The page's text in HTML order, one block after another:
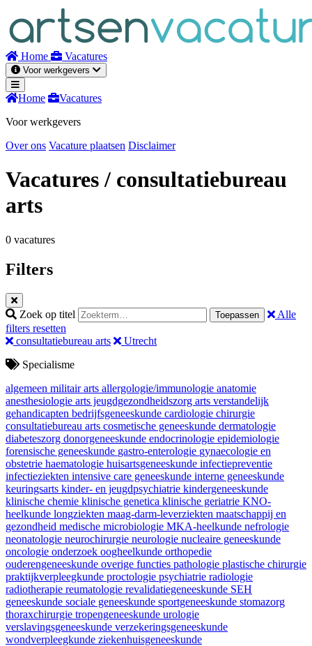
inhoud
Home Vacatures
Voor werkgevers
Home
Vacatures
Voor werkgevers
Over ons Vacature plaatsen Disclaimer
Vacatures/ consultatiebureau
arts
0 vacatures
Filters
Zoek op titel Toepassen
Alle
filters resetten
consultatiebureau arts
Utrecht
Specialisme
algemeen militair arts allergologie/immunologie anatomie
anesthesiologie arts jeugdgezondheidszorg arts verstandelijk
gehandicapten bedrijfsgeneeskunde cardiologie chirurgie
consultatiebureau arts cosmetische geneeskunde dermatologie
diabeteszorg donorgeneeskunde endocrinologie epidemiologie
forensische geneeskunde gastro-enterologie gynaecologie en
obstetrie haematologie huisartsgeneeskunde infectiepreventie
infectieziekten intensive care geneeskunde interne geneeskunde
keuringsarts kinder- en jeugdpsychiatrie kindergeneeskunde
klinische chemie klinische genetica klinische geriatrie KNO-
heelkunde longziekten maag-darm-leverziekten maatschappij en
gezondheid medische microbiologie MKA-heelkunde nefrologie
neonatologie neurochirurgie neurologie nucleaire geneeskunde
oncologie onderzoek oogheelkunde orthopedie
ouderengeneeskunde overige functies pathologie plastische chirurgie
praktijkverpleegkunde proctologie psychiatrie radiologie
radiotherapie reumatologie revalidatiegeneeskunde SEH
geneeskunde sociale geneeskunde sportgeneeskunde stomazorg
thoraxchirurgie tropengeneeskunde urologie
verslavingsgeneeskunde verzekeringsgeneeskunde
wondverpleegkunde ziekenhuisgeneeskunde